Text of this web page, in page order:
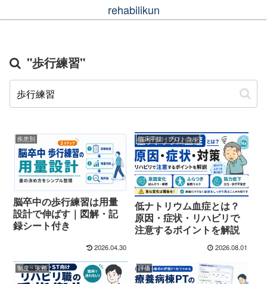
rehabilikun
"歩行練習"
疾患別
脳卒中の歩行練習は用量
設計で伸ばす｜図解・記
録シート付き
2026.04.30
臨床手技・プロトコル
低ナトリウム血症とは？
原因・症状・リハビリで
注意するポイントを解説
2026.08.01
制度・実務 評価